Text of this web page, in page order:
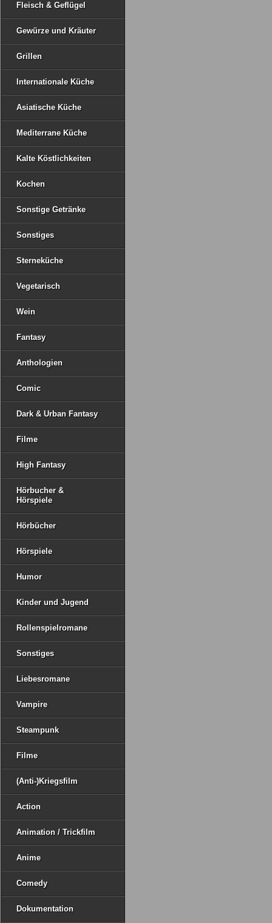
Fleisch & Geflügel
Gewürze und Kräuter
Grillen
Internationale Küche
Asiatische Küche
Mediterrane Küche
Kalte Köstlichkeiten
Kochen
Sonstige Getränke
Sonstiges
Sterneküche
Vegetarisch
Wein
Fantasy
Anthologien
Comic
Dark & Urban Fantasy
Filme
High Fantasy
Hörbucher &
Hörspiele
Hörbücher
Hörspiele
Humor
Kinder und Jugend
Rollenspielromane
Sonstiges
Liebesromane
Vampire
Steampunk
Filme
(Anti-)Kriegsfilm
Action
Animation / Trickfilm
Anime
Comedy
Dokumentation